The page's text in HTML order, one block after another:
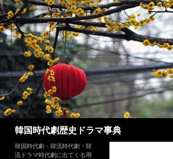
コ
ン
テ
ン
ツ
ス
キ
ッ
プ
韓国時代劇歴史ドラマ事典
韓国時代劇・韓流時代劇・韓
流ドラマ時代劇に出てくる用